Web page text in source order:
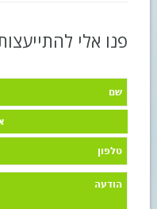
פנו אלי